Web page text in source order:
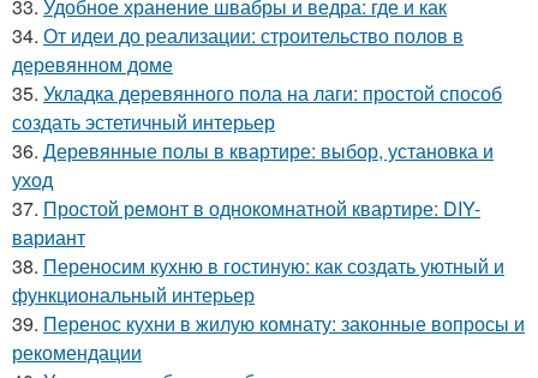
33. Удобное хранение швабры и ведра: где и как
34. От идеи до реализации: строительство полов в
деревянном доме
35. Укладка деревянного пола на лаги: простой способ
создать эстетичный интерьер
36. Деревянные полы в квартире: выбор, установка и
уход
37. Простой ремонт в однокомнатной квартире: DIY-
вариант
38. Переносим кухню в гостиную: как создать уютный и
функциональный интерьер
39. Перенос кухни в жилую комнату: законные вопросы и
рекомендации